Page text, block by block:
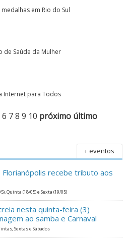
em Rio do Sul
de Saúde da Mulher
Internet para Todos
6 78 9 10 próximo último
+ eventos
Florianópolis recebe tributo aos
Quinta (18/05) e Sexta (19/05)
nesta quinta-feira (3)
ao samba e Carnaval
Sextas e Sábados